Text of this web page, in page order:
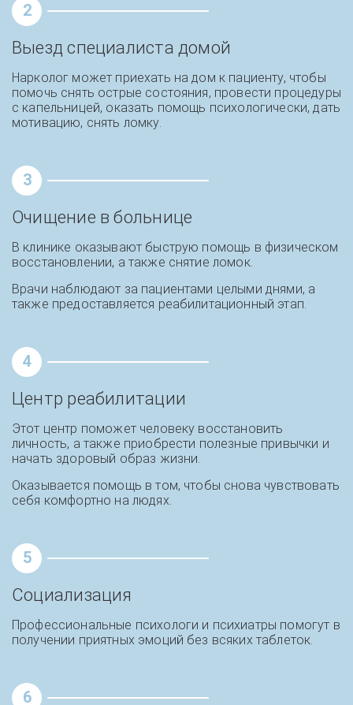
2
Выезд специалиста домой
Нарколог может приехать на дом к пациенту, чтобы
помочь снять острые состояния, провести процедуры
с капельницей, оказать помощь психологически, дать
мотивацию, снять ломку.
3
Очищение в больнице
В клинике оказывают быструю помощь в физическом
восстановлении, а также снятие ломок.
Врачи наблюдают за пациентами целыми днями, а
также предоставляется реабилитационный этап.
4
Центр реабилитации
Этот центр поможет человеку восстановить
личность, а также приобрести полезные привычки и
начать здоровый образ жизни.
Оказывается помощь в том, чтобы снова чувствовать
себя комфортно на людях.
5
Социализация
Профессиональные психологи и психиатры помогут в
получении приятных эмоций без всяких таблеток.
6